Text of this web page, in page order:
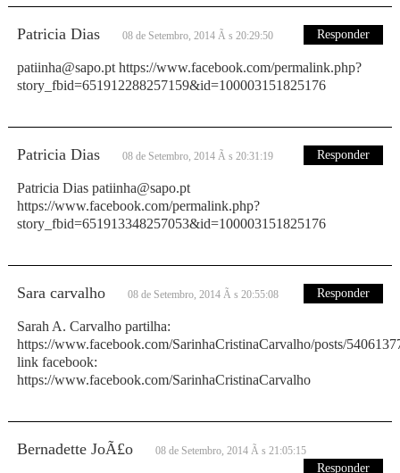
Patricia Dias 08 de Setembro, 2014 Ã s 20:29:50 Responder
patiinha@sapo.pt https://www.facebook.com/permalink.php?
story_fbid=651912288257159&id=100003151825176
Patricia Dias 08 de Setembro, 2014 Ã s 20:31:19 Responder
Patricia Dias patiinha@sapo.pt
https://www.facebook.com/permalink.php?
story_fbid=651913348257053&id=100003151825176
Sara carvalho 08 de Setembro, 2014 Ã s 20:55:08 Responder
Sarah A. Carvalho partilha:
https://www.facebook.com/SarinhaCristinaCarvalho/posts/
link facebook:
https://www.facebook.com/SarinhaCristinaCarvalho
Bernadette JoÃ£o 08 de Setembro, 2014 Ã s 21:05:15
Responder